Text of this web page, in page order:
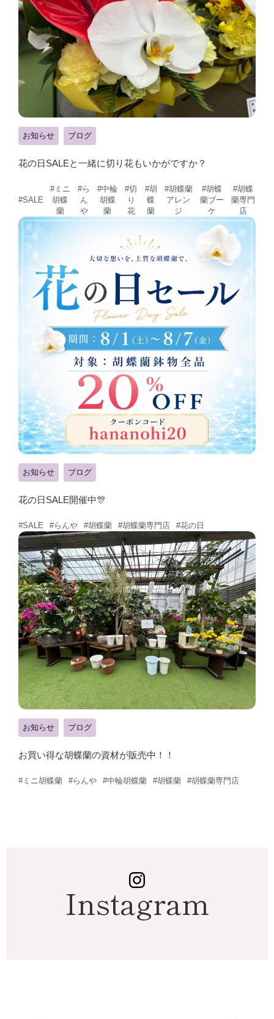
お知らせ ブログ
花の日SALEと一緒に切り花もいかがですか？
#SALE
#ミニ
胡蝶
蘭
#ら
ん
や
#中輪
胡蝶
蘭
#切
り
花
#胡
蝶
蘭
#胡蝶蘭
アレン
ジ
#胡蝶
蘭ブー
ケ
#胡蝶
蘭専門
店
お知らせ ブログ
花の日SALE開催中🎊
#SALE #らんや #胡蝶蘭 #胡蝶蘭専門店 #花の日
お知らせ ブログ
お買い得な胡蝶蘭の資材が販売中！！
#ミニ胡蝶蘭 #らんや #中輪胡蝶蘭 #胡蝶蘭 #胡蝶蘭専門店
Instagram